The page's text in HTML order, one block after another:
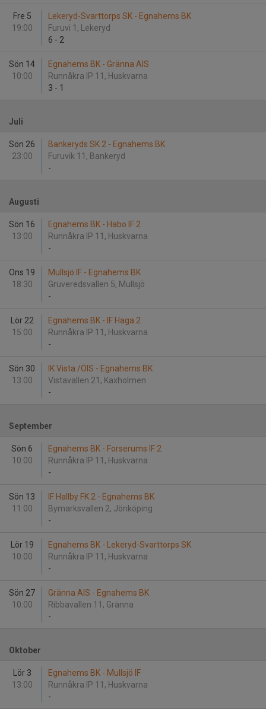
Fre 5
19:00
Lekeryd-Svarttorps SK - Egnahems BK
Furuvi 1, Lekeryd
6 - 2
Sön 14
10:00
Egnahems BK - Gränna AIS
Runnåkra IP 11, Huskvarna
3 - 1
Juli
Sön 26
23:00
Bankeryds SK 2 - Egnahems BK
Furuvik 11, Bankeryd
-
Augusti
Sön 16
13:00
Egnahems BK - Habo IF 2
Runnåkra IP 11, Huskvarna
-
Ons 19
18:30
Mullsjö IF - Egnahems BK
Gruveredsvallen 5, Mullsjö
-
Lör 22
15:00
Egnahems BK - IF Haga 2
Runnåkra IP 11, Huskvarna
-
Sön 30
13:00
IK Vista /ÖIS - Egnahems BK
Vistavallen 21, Kaxholmen
-
September
Sön 6
10:00
Egnahems BK - Forserums IF 2
Runnåkra IP 11, Huskvarna
-
Sön 13
11:00
IF Hallby FK 2 - Egnahems BK
Bymarksvallen 2, Jönköping
-
Lör 19
10:00
Egnahems BK - Lekeryd-Svarttorps SK
Runnåkra IP 11, Huskvarna
-
Sön 27
10:00
Gränna AIS - Egnahems BK
Ribbavallen 11, Gränna
-
Oktober
Lör 3
13:00
Egnahems BK - Mullsjö IF
Runnåkra IP 11, Huskvarna
-